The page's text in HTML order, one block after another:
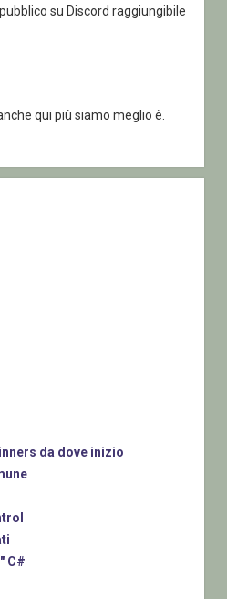
su Discord raggiungibile
qui più siamo meglio è.
da dove inizio
C#